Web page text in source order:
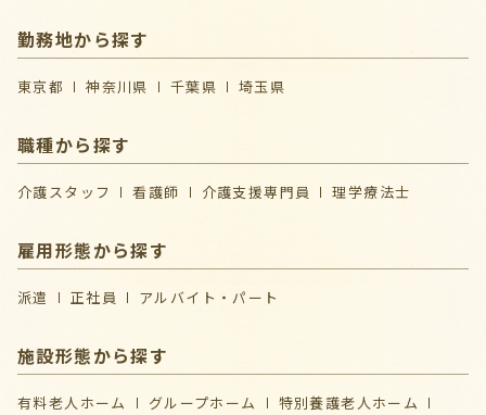
勤務地から探す
東京都 神奈川県 千葉県 埼玉県
職種から探す
介護スタッフ 看護師 介護支援専門員 理学療法士
雇用形態から探す
派遣 正社員 アルバイト・パート
施設形態から探す
有料老人ホーム グループホーム
特別養護老人ホーム